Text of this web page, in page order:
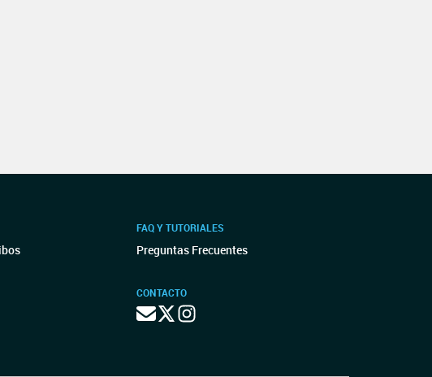
FAQ Y TUTORIALES
Preguntas Frecuentes
CONTACTO